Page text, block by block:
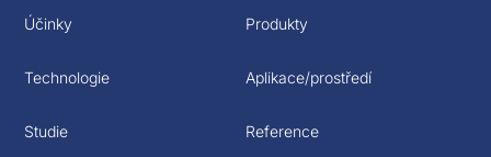
Účinky
Technologie
Studie
Produkty
Aplikace/prostředí
Reference